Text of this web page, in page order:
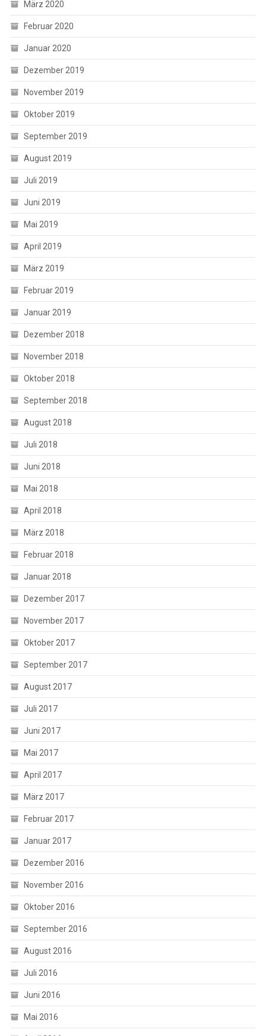
März 2020
Februar 2020
Januar 2020
Dezember 2019
November 2019
Oktober 2019
September 2019
August 2019
Juli 2019
Juni 2019
Mai 2019
April 2019
März 2019
Februar 2019
Januar 2019
Dezember 2018
November 2018
Oktober 2018
September 2018
August 2018
Juli 2018
Juni 2018
Mai 2018
April 2018
März 2018
Februar 2018
Januar 2018
Dezember 2017
November 2017
Oktober 2017
September 2017
August 2017
Juli 2017
Juni 2017
Mai 2017
April 2017
März 2017
Februar 2017
Januar 2017
Dezember 2016
November 2016
Oktober 2016
September 2016
August 2016
Juli 2016
Juni 2016
Mai 2016